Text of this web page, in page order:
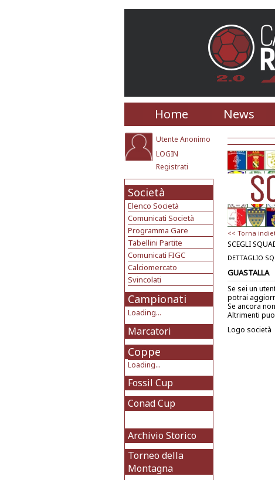
Home News
Utente Anonimo
LOGIN
Registrati
Società
Elenco Società
Comunicati Società
Programma Gare
Tabellini Partite
Comunicati FIGC
Calciomercato
Svincolati
Campionati
Loading...
Marcatori
Coppe
Loading...
Fossil Cup
Conad Cup
Archivio Storico
Torneo della
Montagna
<< Torna
SCEGLI
DETTAGLIO
GUASTALLA
Se sei un
potrai
Se ancora
Altrimenti
Logo società